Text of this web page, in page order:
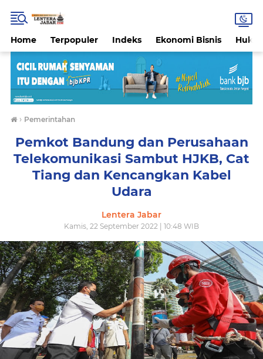
Home Terpopuler Indeks Ekonomi Bisnis
› Pemerintahan
Pemkot Bandung dan Perusahaan
Telekomunikasi Sambut HJKB, Cat
Tiang dan Kencangkan Kabel
Udara
Lentera Jabar
Kamis, 22 September 2022 | 10:48 WIB